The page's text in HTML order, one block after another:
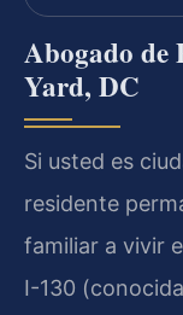
Abogado de
Yard, DC
Si usted es
residente
familiar a vivir
I-130